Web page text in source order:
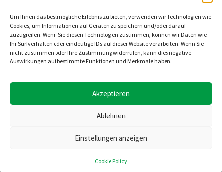
Um Ihnen das bestmögliche Erlebnis zu bieten, verwenden wir Technologien wie
Cookies, um Informationen auf Geräten zu speichern und/oder darauf
zuzugreifen. Wenn Sie diesen Technologien zustimmen, können wir Daten wie
Ihr Surfverhalten oder eindeutige IDs auf dieser Website verarbeiten. Wenn Sie
nicht zustimmen oder Ihre Zustimmung widerrufen, kann dies negative
Auswirkungen auf bestimmte Funktionen und Merkmale haben.
Akzeptieren
Ablehnen
Einstellungen anzeigen
Cookie Policy
Reglement Datenschutz
Inhaltliche Verantwortung
4528 Zuchwil
Konzept, Design und Umsetzung